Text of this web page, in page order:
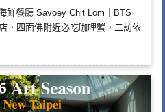
鮮餐廳 Savoey Chit Lom｜BTS
，四面佛附近必吃咖哩蟹，二訪依